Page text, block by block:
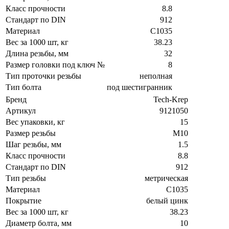
Класс прочности
8.8
Стандарт по DIN
912
Материал
C1035
Вес за 1000 шт, кг
38.23
Длина резьбы, мм
32
Размер головки под ключ №
8
Тип проточки резьбы
неполная
Тип болта
под шестигранник
Бренд
Tech-Krep
Артикул
9121050
Вес упаковки, кг
15
Размер резьбы
М10
Шаг резьбы, мм
1.5
Класс прочности
8.8
Стандарт по DIN
912
Тип резьбы
метрическая
Материал
C1035
Покрытие
белый цинк
Вес за 1000 шт, кг
38.23
Диаметр болта, мм
10